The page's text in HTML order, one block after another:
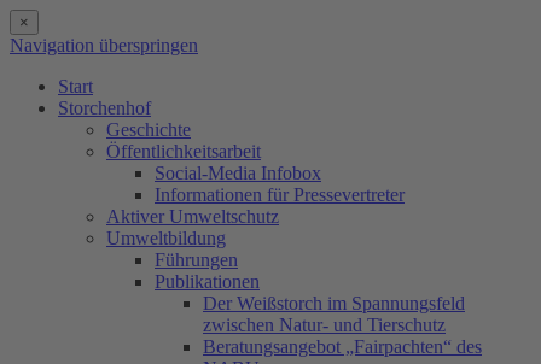
×
Navigation überspringen
Start
Storchenhof
Geschichte
Öffentlichkeitsarbeit
Social-Media Infobox
Informationen für Pressevertreter
Aktiver Umweltschutz
Umweltbildung
Führungen
Publikationen
Der Weißstorch im Spannungsfeld
zwischen Natur- und Tierschutz
Beratungsangebot „Fairpachten“ des